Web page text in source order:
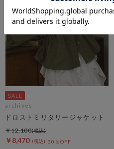
archives
ドロストミリタリージャケット
￥8,470 30％OFF
￥12,100